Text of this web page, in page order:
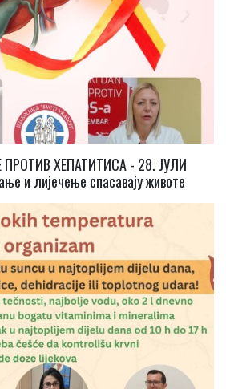
ХЕПАТИТИСА - 28. ЈУЛИ
и лијечење спасавају животе